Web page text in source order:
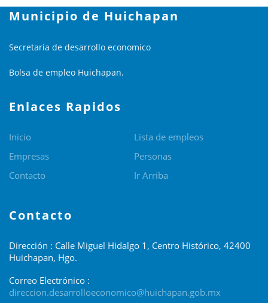
Municipio de Huichapan
Secretaria de desarrollo economico
Bolsa de empleo Huichapan.
Enlaces Rapidos
Inicio
Lista de empleos
Empresas
Personas
Contacto
Ir Arriba
Contacto
Dirección : Calle Miguel Hidalgo 1, Centro Histórico, 42400
Huichapan, Hgo.
Correo Electrónico :
direccion.desarrolloeconomico@huichapan.gob.mx